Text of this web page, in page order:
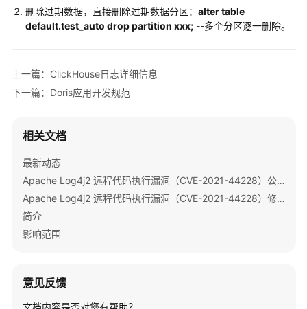
指
南
件
作
南
（LTS
版）
件
操
作
（普
删除过期数据，直接删除过期数据分区： alter table
default.test_auto drop partition xxx; --多个分区逐一删除。
上一篇：ClickHouse日志详细信息
下一篇：Doris应用开发规范
相关文档
最新动态
Apache Log4j2 远程代码执行漏洞（CVE-2021-44228）公告
Apache Log4j2 远程代码执行漏洞（CVE-2021-44228）修复指导
简介
影响范围
意见反馈
文档内容是否对您有帮助？